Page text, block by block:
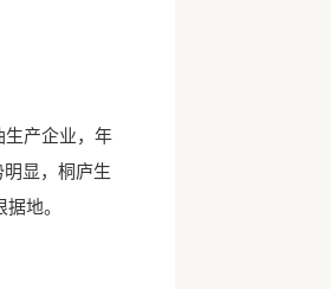
产企业，年
显，桐庐生
地。